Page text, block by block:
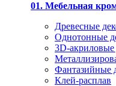
01. Мебельная
Древесные
Однотонные
3D-
Фантазийные
Клей-расплав